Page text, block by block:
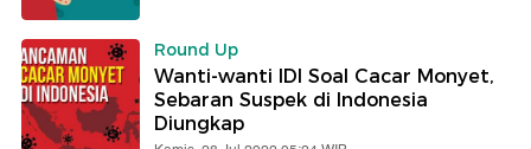
Round Up
Wanti-wanti IDI Soal Cacar Monyet,
Sebaran Suspek di Indonesia
Diungkap